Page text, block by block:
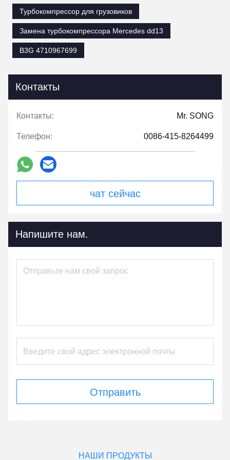
Турбокомпрессор для грузовиков
Замена турбокомпрессора Mercedes dd13
B3G 4710967699
Контакты
Контакты: Mr. SONG
Телефон: 0086-415-8264499
чат сейчас
Напишите нам.
Отправить
НАШИ ПРОДУКТЫ